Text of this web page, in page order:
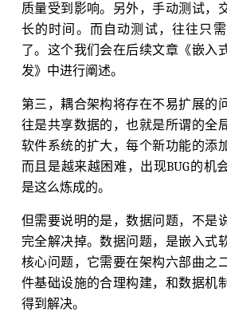
质量受到影响。另外，手动测试，
长的时间。而自动测试，往往只
了。这个我们会在后续文章《嵌入
发》中进行阐述。
第三，耦合架构将存在不易扩展的
往是共享数据的，也就是所谓的全
软件系统的扩大，每个新功能的添
而且是越来越困难，出现BUG的机
是这么炼成的。
但需要说明的是，数据问题，不是
完全解决掉。数据问题，是嵌入式
核心问题，它需要在架构六部曲之
件基础设施的合理构建，和数据机
得到解决。